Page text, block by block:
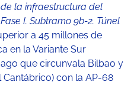
la infraestructura del
I. Subtramo 9b-2. Túnel
a 45 millones de
en la Variante Sur
que circunvala Bilbao y
con la AP-68